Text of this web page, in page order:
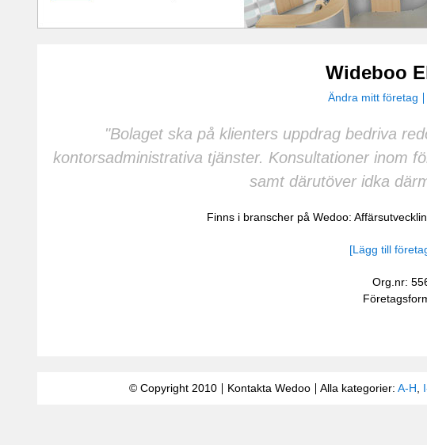
Wideboo
Ändra mitt företag
"Bolaget ska på klienters uppdrag bedriva
kontorsadministrativa tjänster. Konsultationer inom
samt därutöver idka
Finns i branscher på Wedoo:
[Lägg till
Org.nr:
© Copyright 2010 Kontakta Wedoo Alla kategorier: A-H